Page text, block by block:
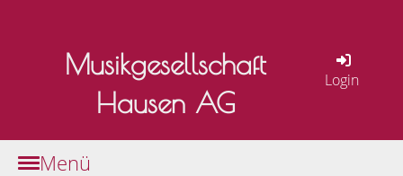
Musikgesellschaft
Hausen AG
Login
Menü